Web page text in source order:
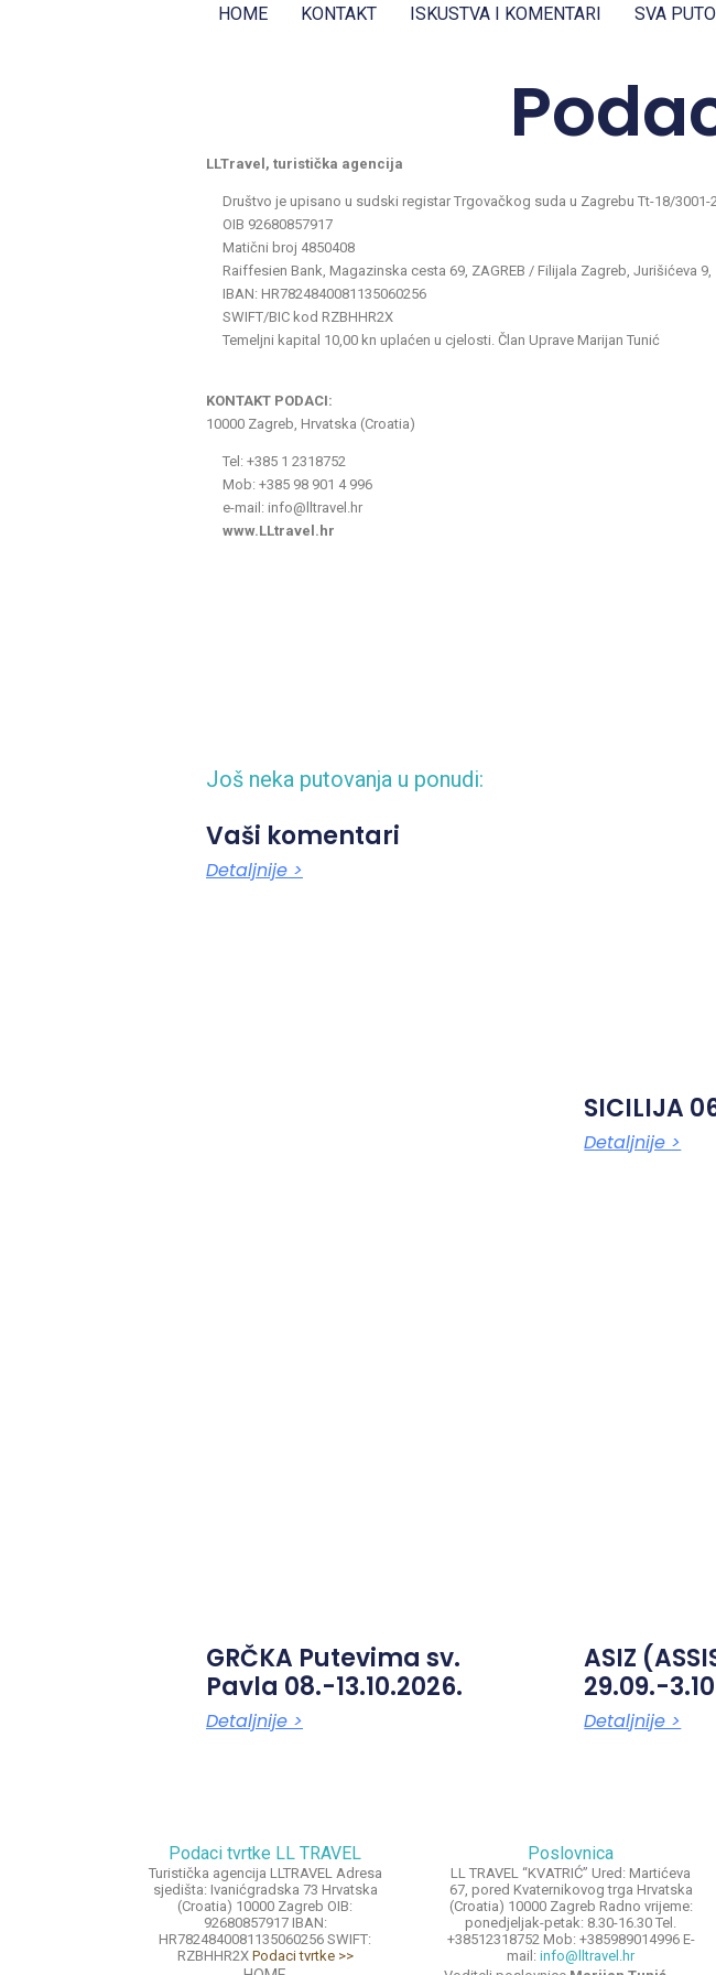
HOME KONTAKT ISKUSTVA I KOMENTARI SVA
LLTravel, turistička agencija
Društvo je upisano u sudski registar Trgovačkog suda u Zagrebu Tt-18/3001-
OIB 92680857917
Matični broj 4850408
Raiffesien Bank, Magazinska cesta 69, ZAGREB / Filijala Zagreb, Jurišićeva 9,
IBAN: HR7824840081135060256
SWIFT/BIC kod RZBHHR2X
Temeljni kapital 10,00 kn uplaćen u cjelosti. Član Uprave Marijan Tunić
KONTAKT PODACI:
10000 Zagreb, Hrvatska (Croatia)
Tel: +385 1 2318752
Mob: +385 98 901 4 996
e-mail: info@lltravel.hr
www.LLtravel.hr
Još neka putovanja u ponudi:
Vaši komentari
Detaljnije >
SICILIJA
Detaljnije >
GRČKA Putevima sv.
Pavla 08.-13.10.2026.
Detaljnije >
ASIZ
29.09.-
Detaljnije >
Podaci tvrtke LL TRAVEL
Turistička agencija LLTRAVEL Adresa
sjedišta: Ivanićgradska 73 Hrvatska
(Croatia) 10000 Zagreb OIB:
92680857917 IBAN:
HR7824840081135060256 SWIFT:
RZBHHR2X Podaci tvrtke >>
Poslovnica
LL TRAVEL “KVATRIĆ” Ured: Martićeva
67, pored Kvaternikovog trga Hrvatska
(Croatia) 10000 Zagreb Radno vrijeme:
ponedjeljak-petak: 8.30-16.30 Tel.
+38512318752 Mob: +385989014996 E-
mail:info@lltravel.hr